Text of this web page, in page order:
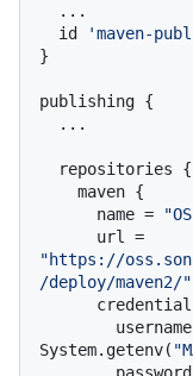
  id
'maven-
}
publishing {
      name =
"https://
/deploy/maven2/"
System.getenv(